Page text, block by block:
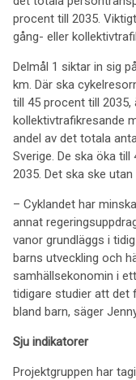
procent till 2035.
gång- eller
Delmål 1 siktar in sig
km. Där ska
till 45 procent till 2035,
kollektivtrafikresande
andel av det totala
Sverige. De ska öka
2035. Det ska ske
– Cyklandet har
annat
vanor grundläggs i
barns utveckling och
samhällsekonomin i
tidigare studier att det
bland barn, säger
Sju indikatorer
Projektgruppen har